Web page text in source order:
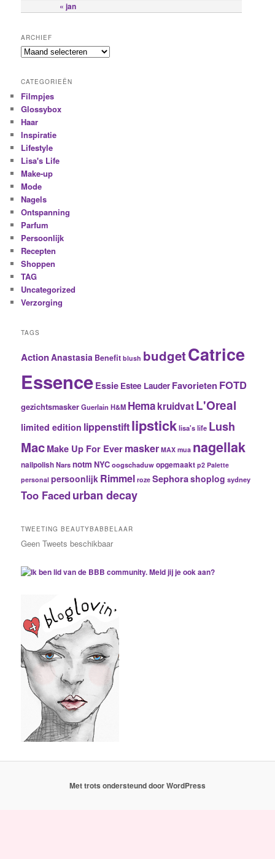
« jan
ARCHIEF
CATEGORIEËN
Filmpjes
Glossybox
Haar
Inspiratie
Lifestyle
Lisa's Life
Make-up
Mode
Nagels
Ontspanning
Parfum
Persoonlijk
Recepten
Shoppen
TAG
Uncategorized
Verzorging
TAGS
ActionAnastasia Benefit blush budgetCatrice
EssenceEssie Estee Lauder Favorieten FOTD
gezichtsmaskerGuerlain H&M HemakruidvatL'Oreal
limited edition lippenstiftlipsticklisa's life Lush
MacMake Up For Evermasker MAX mua nagellak
nailpolishNarsnotm NYCoogschaduwopgemaakt p2 Palette
personal persoonlijk Rimmel roze Sephorashoplog sydney
Too Faced urban decay
TWEETING BEAUTYBABBELAAR
Geen Tweets beschikbaar
Met trots ondersteund door WordPress